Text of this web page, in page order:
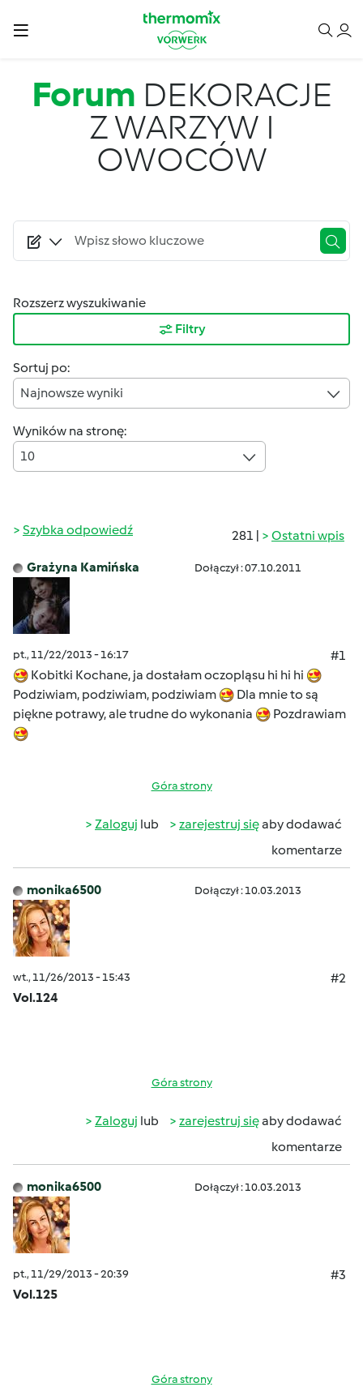
Forum DEKORACJE
Z WARZYW I
OWOCÓW
Rozszerz wyszukiwanie
Filtry
Sortuj po:
Najnowsze wyniki
Wyników na stronę:
10
281 | Ostatni wpis
Szybka odpowiedź
Grażyna Kamińska Dołączył : 07.10.2011
pt., 11/22/2013 - 16:17
#1
Kobitki Kochane, ja dostałam oczopląsu hi hi hi
Podziwiam, podziwiam, podziwiam
Dla mnie to są
piękne potrawy, ale trudne do wykonania
Pozdrawiam
Góra strony
Zaloguj lub zarejestruj sięaby dodawać
komentarze
monika6500 Dołączył : 10.03.2013
wt., 11/26/2013 - 15:43
#2
Vol.124
Góra strony
Zaloguj lub zarejestruj sięaby dodawać
komentarze
monika6500 Dołączył : 10.03.2013
pt., 11/29/2013 - 20:39
#3
Vol.125
Góra strony